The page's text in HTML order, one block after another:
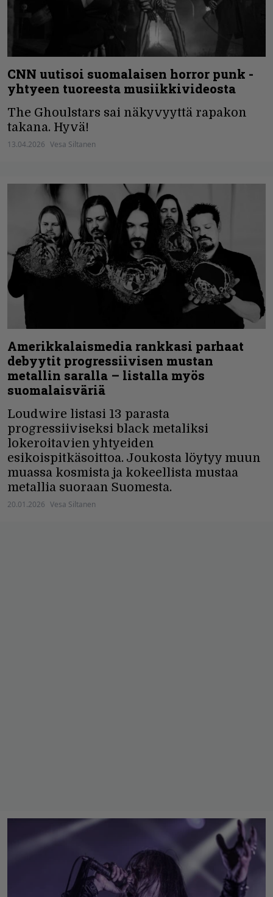
CNN uutisoi suomalaisen horror punk -
yhtyeen tuoreesta musiikkivideosta
The Ghoulstars sai näkyvyyttä rapakon
takana. Hyvä!
13.04.2026 Vesa Siltanen
Amerikkalaismedia rankkasi parhaat
debyytit progressiivisen mustan
metallin saralla – listalla myös
suomalaisväriä
Loudwire listasi 13 parasta
progressiiviseksi black metaliksi
lokeroitavien yhtyeiden
esikoispitkäsoittoa. Joukosta löytyy muun
muassa kosmista ja kokeellista mustaa
metallia suoraan Suomesta.
20.01.2026 Vesa Siltanen